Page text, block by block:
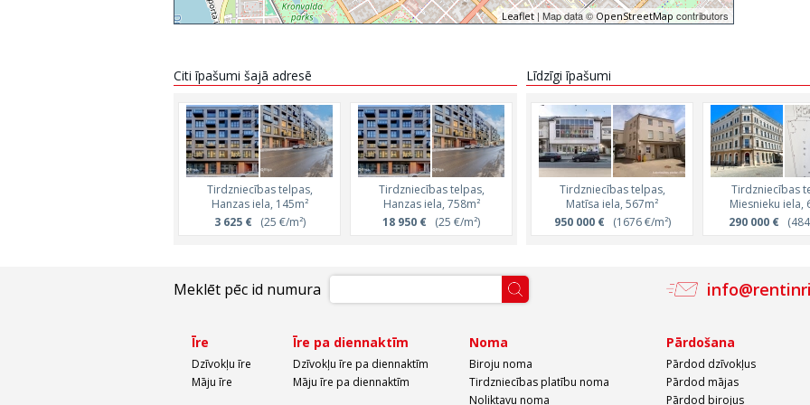
Leaflet| Map data ©OpenStreetMap contributors
Citi īpašumi šajā adresē
Tirdzniecības telpas,
Hanzas iela, 145m²
3 625 €(25 €/m²)
Tirdzniecības telpas,
Hanzas iela, 758m²
18 950 € (25 €/m²)
Tirdzniecības telpas,
Hanzas iela, 102m²
357 000 € (3500 €/m²)
Tirdzniecības
Hanzas iela,
1 018 500 € (3500
Līdzīgi īpašumi
Tirdzniecības telpas,
Matīsa iela, 567m²
950 000 €(1676 €/m²)
Tirdzniecības
Miesnieku iela,
290 000 €
Meklēt pēc id numura
Īre
Dzīvokļu īre
Māju īre
Īre pa diennaktīm
Dzīvokļu īre pa diennaktīm
Māju īre pa diennaktīm
Noma
Biroju noma
Tirdzniecības platību noma
Noliktavu noma
Pārdošana
Pārdod dzīvokļus
Pārdod mājas
Pārdod birojus